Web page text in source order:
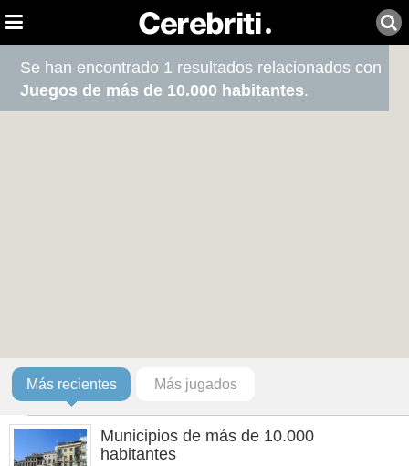
Se han encontrado 1 resultados relacionados con
Juegos de más de 10.000 habitantes.
Más recientes Más jugados
Municipios de más de 10.000
habitantes